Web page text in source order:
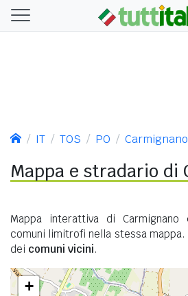
IT TOS PO Carmignano
Mappa e stradario di
Mappa interattiva di
comuni limitrofi nella stessa
dei comuni vicini.
+